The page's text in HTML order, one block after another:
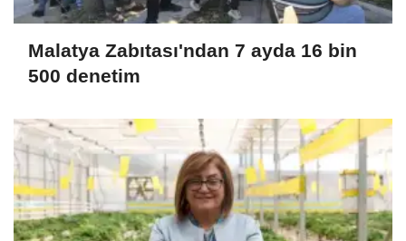
Malatya Zabıtası'ndan 7 ayda 16 bin
500 denetim